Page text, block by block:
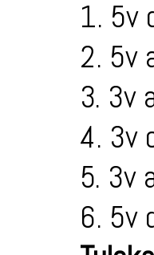
1. 5v
2. 5v
3. 3v
4. 3v
5. 3v
6. 5v